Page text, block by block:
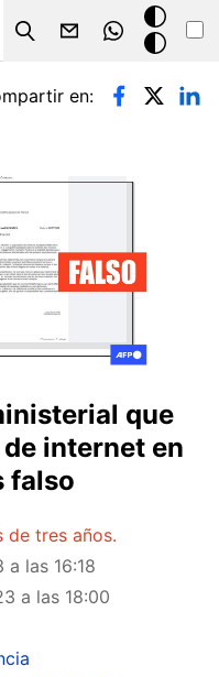
Search
Modo
oscuro
en:
que
internet en
falso
de tres años.
las 16:18
a las 18:00